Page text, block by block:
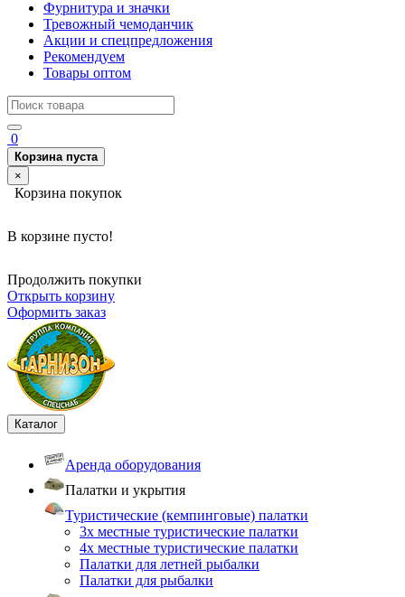
Фурнитура и значки
Тревожный чемоданчик
Акции и спецпредложения
Рекомендуем
Товары оптом
0
Корзина пуста
×
Корзина покупок
В корзине пусто!
Продолжить покупки
Открыть корзину
Оформить заказ
Каталог
Аренда оборудования
Палатки и укрытия
Туристические (кемпинговые) палатки
3х местные туристические палатки
4х местные туристические палатки
Палатки для летней рыбалки
Палатки для рыбалки